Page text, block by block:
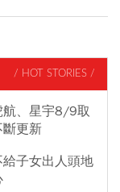
/ HOT STORIES /
航、星宇8/9取
更新
子女出人頭地